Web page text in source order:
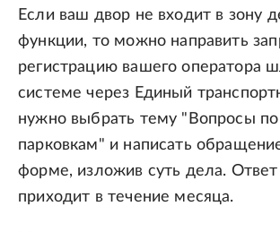
Если ваш двор не входит в зону
функции, то можно направить
регистрацию вашего оператора
системе через Единый
нужно выбрать тему "Вопросы
парковкам" и написать
форме, изложив суть дела.
приходит в течение месяца.